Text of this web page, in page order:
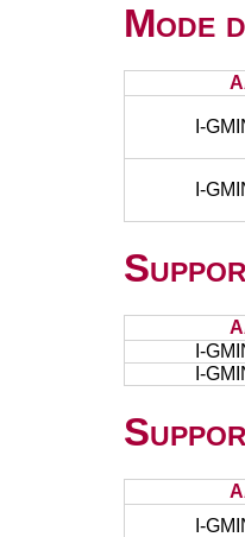
Mode
I-
I-
I-
I-
I-